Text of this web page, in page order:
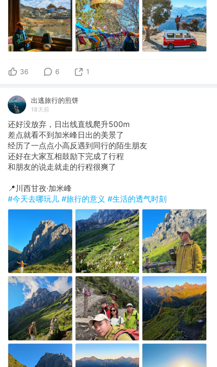
36 6 1
出逃旅行的煎饼
18天前
还好没放弃，日出线直线爬升500m
​差点就看不到加米峰日出的美景了
经历了一点点小高反遇到同行的陌生朋友
还好在大家互相鼓励下完成了行程
和朋友的说走就走的行程很爽了
​📍川西甘孜·加米峰
#今天去哪玩儿 #旅行的意义 #生活的透气时刻